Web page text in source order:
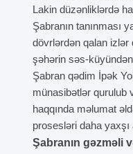
Lakin düzənliklərdə
Şabranın tanınması
dövrlərdən qalan izlər
şəhərin səs-
Şabran qədim İpək
münasibətlər qurulub
haqqında məlumat
prosesləri daha
Şabranın gəzməli